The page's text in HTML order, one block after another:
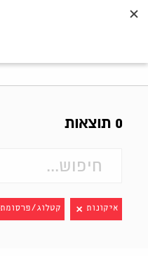
0 תוצאות
איקונות קטלוג/פרסומת